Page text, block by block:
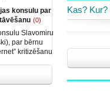
cilvēki
drošības
amata
ģimenes vērtību
dzimumu
spektrs.com/
konsulu par
(0)
Slavomiru
par bērnu
kritizēšanu
ministrija
Slavomirs
Kas? Kur?